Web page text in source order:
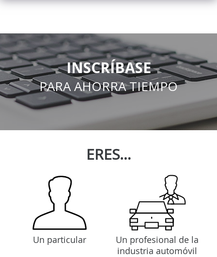
INSCRÍBASE
PARA AHORRA TIEMPO
ERES…
Un particular
Un profesional de la
industria automóvil